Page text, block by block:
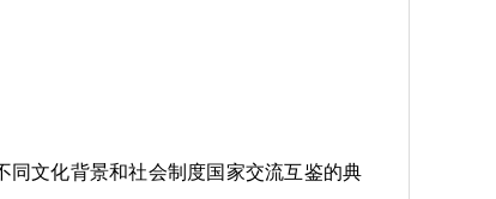
文化背景和社会制度国家交流互鉴的典